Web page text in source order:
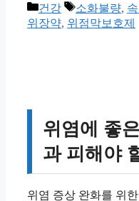
카
테
건강
태
그
소화불량,
위장약, 위점막보호제
위염에 좋
과 피해야
위염 증상 완화를 위